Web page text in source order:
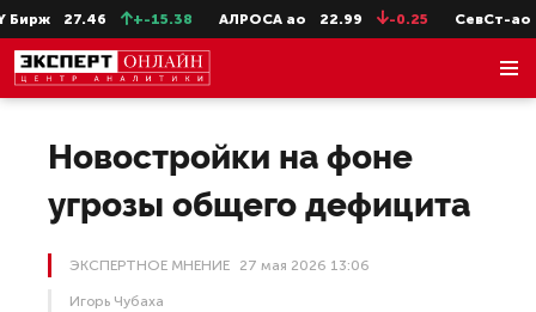
+-15.38 АЛРОСА ао 22.99 -0.25 СевСт-ао 654.8 -
Новостройки на фоне
угрозы общего дефицита
ЭКСПЕРТНОЕ МНЕНИЕ 27 мая 2026 13:06
Игорь Чубаха